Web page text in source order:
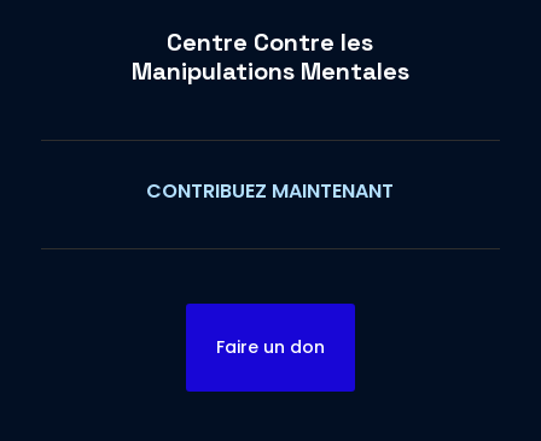
Centre Contre les
Manipulations Mentales
CONTRIBUEZ MAINTENANT
Faire un don